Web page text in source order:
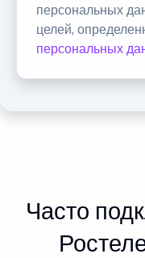
персональных
целей,
персональных
Часто